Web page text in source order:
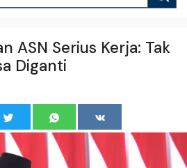
ASN Serius Kerja: Tak
Diganti